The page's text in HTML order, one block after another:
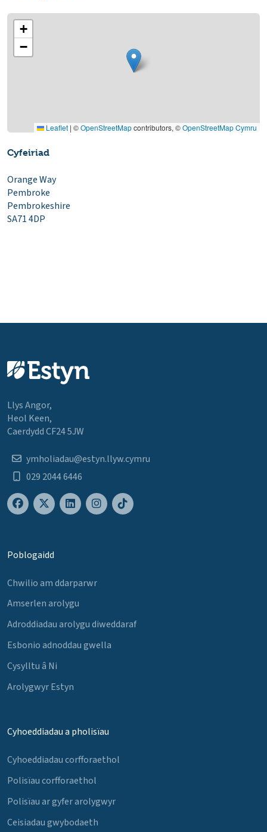
+
−
Leaflet | ©OpenStreetMapcontributors, ©OpenStreetMap Cymru
Cyfeiriad
Orange Way
Pembroke
Pembrokeshire
SA71 4DP
Llys Angor,
Heol Keen,
Caerdydd CF24 5JW
ymholiadau@estyn.llyw.cymru
029 2044 6446
Poblogaidd
Chwilio am ddarparwr
Amserlen arolygu
Adroddiadau arolygu diweddaraf
Esbonio adnoddau gwella
Cysylltu â Ni
Arolygwyr Estyn
Cyhoeddiadau a pholisïau
Cyhoeddiadau corfforaethol
Polisïau corfforaethol
Polisïau ar gyfer arolygwyr
Ceisiadau gwybodaeth